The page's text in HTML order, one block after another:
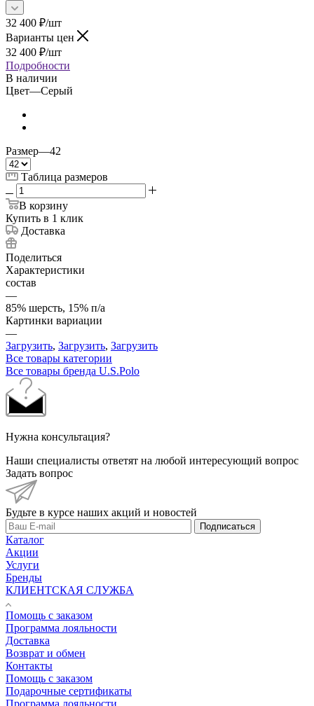
32 400 ₽/шт
Варианты цен
32 400 ₽/шт
Подробности
В наличии
Цвет—Серый
Размер—42
Таблица размеров
В корзину
Купить в 1 клик
Доставка
Поделиться
Характеристики
состав
—
85% шерсть, 15% п/а
Картинки вариации
—
Загрузить, Загрузить, Загрузить
Все товары категории
Все товары бренда U.S.Polo
Нужна консультация?
Наши специалисты ответят на любой интересующий вопрос
Задать вопрос
Будьте в курсе наших акций и новостей
Подписаться
Каталог
Акции
Услуги
Бренды
КЛИЕНТСКАЯ СЛУЖБА
Помощь с заказом
Программа лояльности
Доставка
Возврат и обмен
Контакты
Помощь с заказом
Подарочные сертификаты
Программа лояльности